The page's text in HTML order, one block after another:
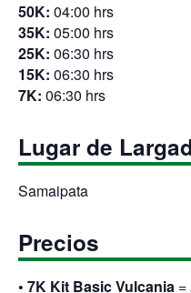
50K: 04:00 hrs
35K: 05:00 hrs
25K: 06:30 hrs
15K: 06:30 hrs
7K: 06:30 hrs
Lugar de
Samaipata
Precios
• 7K Kit Basic Vulcania =